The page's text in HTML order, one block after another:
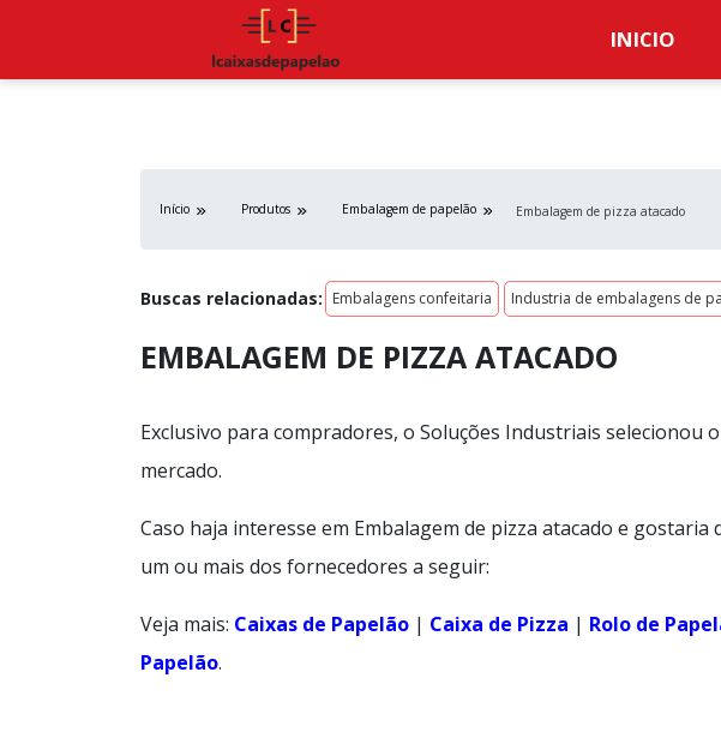
INICIO
Início Produtos Embalagem de papelão Embalagem de pizza atacado
Buscas relacionadas: Embalagens confeitaria Industria de embalagens de
EMBALAGEM DE PIZZA ATACADO
Exclusivo para compradores, o Soluções Industriais selecionou
mercado.
Caso haja interesse em Embalagem de pizza atacado e
um ou mais dos fornecedores a seguir:
Veja mais: Caixas de Papelão | Caixa de Pizza | Rolo de
Papelão.